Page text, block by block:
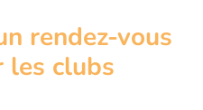
rendez-vous
les clubs